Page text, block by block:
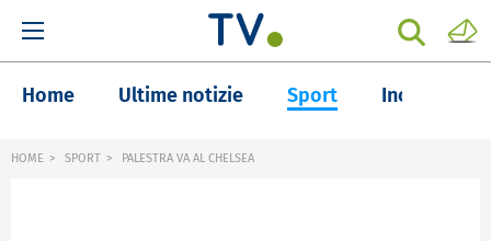
Home Ultime notizie Sport Inchieste
HOME SPORT PALESTRA VA AL CHELSEA